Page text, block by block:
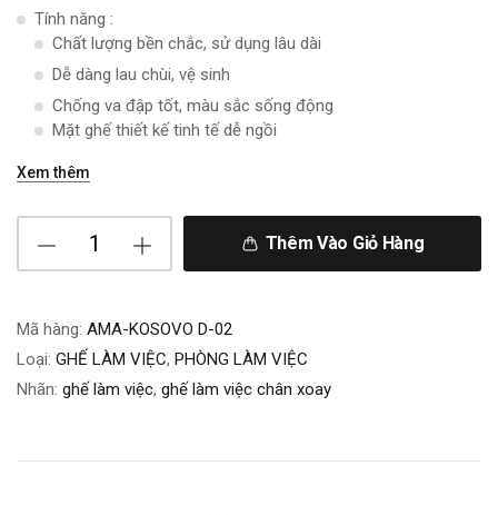
Tính năng :
Chất lượng bền chắc, sử dụng lâu dài
Dễ dàng lau chùi, vệ sinh
Chống va đập tốt, màu sắc sống động
Mặt ghế thiết kế tinh tế dễ ngồi
Xem thêm
Thêm Vào Giỏ Hàng
Mã hàng: AMA-KOSOVO D-02
Loại: GHẾ LÀM VIỆC, PHÒNG LÀM VIỆC
Nhãn: ghế làm việc, ghế làm việc chân xoay